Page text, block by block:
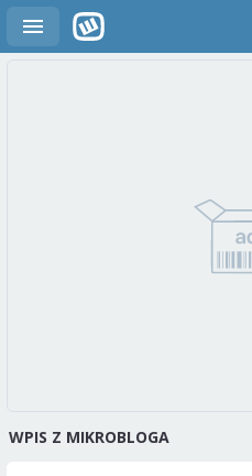
WPIS Z MIKROBLOGA